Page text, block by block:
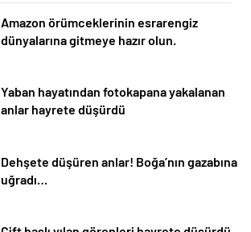
Amazon örümceklerinin esrarengiz
dünyalarına gitmeye hazır olun.
Yaban hayatından fotokapana yakalanan
anlar hayrete düşürdü
Dehşete düşüren anlar! Boğa’nın gazabına
uğradı…